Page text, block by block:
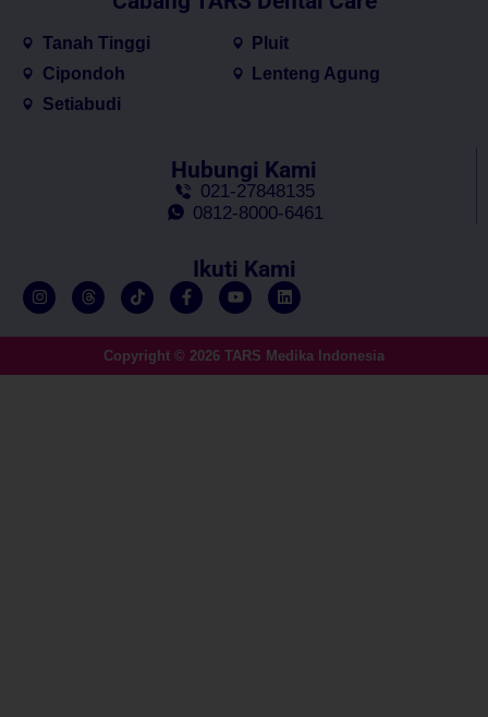
Tanah Tinggi
Cipondoh
Setiabudi
Pluit
Lenteng Agung
Hubungi Kami
021-27848135
0812-8000-6461
Ikuti Kami
Copyright © 2026 TARS Medika Indonesia